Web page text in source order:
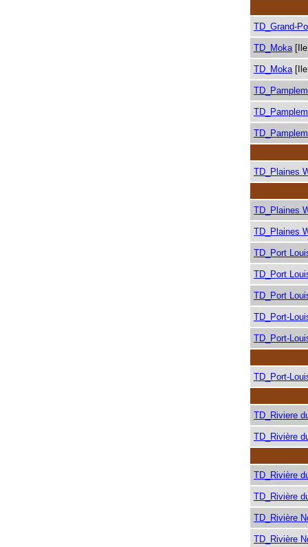
TD_Grand-
TD_Moka
TD_Moka
TD_Plaines
TD_Plaines
TD_Plaines
TD_Port
TD_Port
TD_Port
TD_Port-
TD_Port-
TD_Port-
TD_Riviere
TD_Rivière
TD_Rivière
TD_Rivière
TD_Rivière
TD_Rivière